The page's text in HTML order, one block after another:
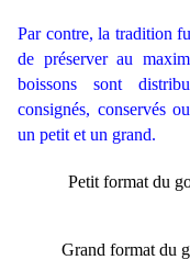
Par contre, la tradition
de préserver au
boissons sont
consignés, conservés
un petit et un grand.
Petit format du
Grand format du